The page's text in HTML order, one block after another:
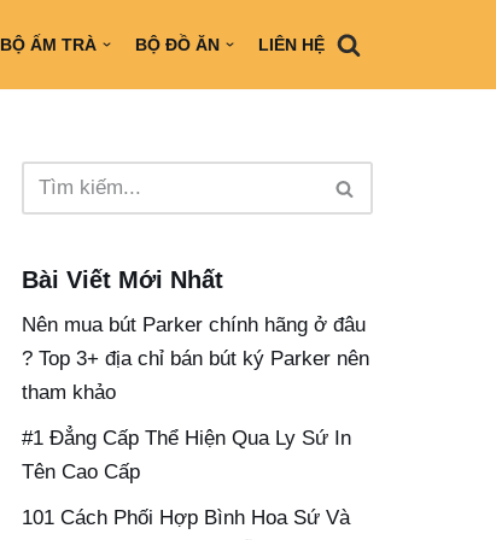
BỘ ẤM TRÀ BỘ ĐỒ ĂN LIÊN HỆ
Bài Viết Mới Nhất
Nên mua bút Parker chính hãng ở đâu​
? Top 3+ địa chỉ bán bút ký Parker nên
tham khảo
#1 Đẳng Cấp Thể Hiện Qua Ly Sứ In
Tên Cao Cấp
101 Cách Phối Hợp Bình Hoa Sứ Và